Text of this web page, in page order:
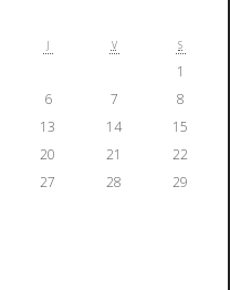
V S
1
6 7
8
13 14
15
20 21
22
27 28
29